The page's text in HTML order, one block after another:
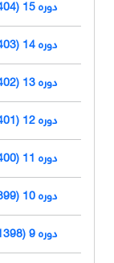
دوره 15 (1404)
دوره 14 (1403)
دوره 13 (1402)
دوره 12 (1401)
دوره 11 (1400)
دوره 10 (1399)
دوره 9 (1398)